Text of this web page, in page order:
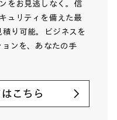
をお見逃しなく。信
ュリティを備えた最
り可能。ビジネスを
ンを、あなたの手
こちら